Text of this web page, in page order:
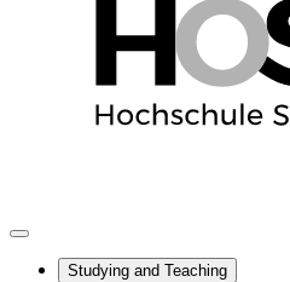
Studying and Teaching